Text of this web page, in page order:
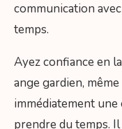
communication
temps.
Ayez confiance en
ange gardien,
immédiatement
prendre du temps.